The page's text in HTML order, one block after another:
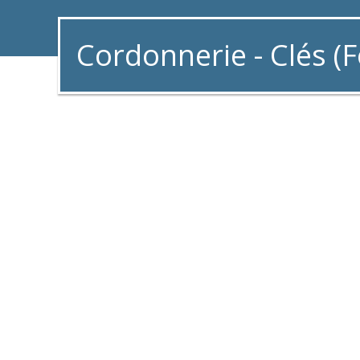
Cordonnerie - Clés